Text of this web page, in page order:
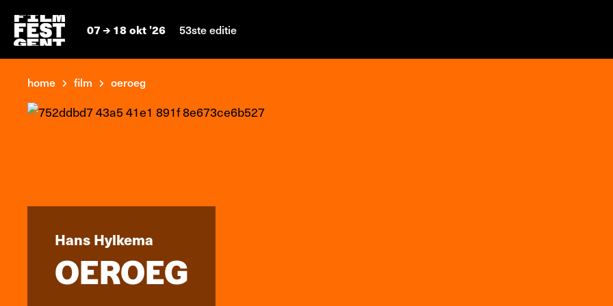
07 18 okt '26 53ste editie
home film oeroeg
Hans Hylkema
OEROEG